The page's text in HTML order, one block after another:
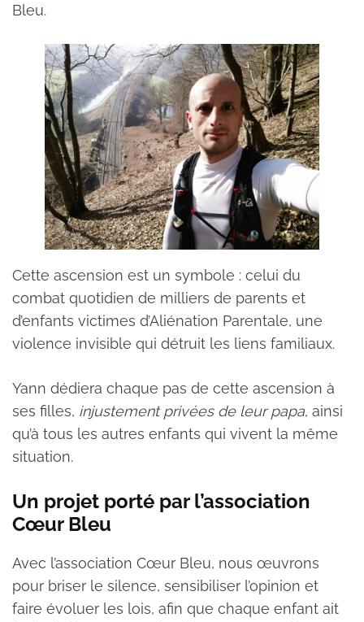
Bleu.
Cette ascension est un symbole : celui du
combat quotidien de milliers de parents et
d’enfants victimes d’Aliénation Parentale, une
violence invisible qui détruit les liens familiaux.
Yann dédiera chaque pas de cette ascension à
ses filles, injustement privées de leur papa, ainsi
qu’à tous les autres enfants qui vivent la même
situation.
Un projet porté par l’association
Cœur Bleu
Avec l’association Cœur Bleu, nous œuvrons
pour briser le silence, sensibiliser l’opinion et
faire évoluer les lois, afin que chaque enfant ait